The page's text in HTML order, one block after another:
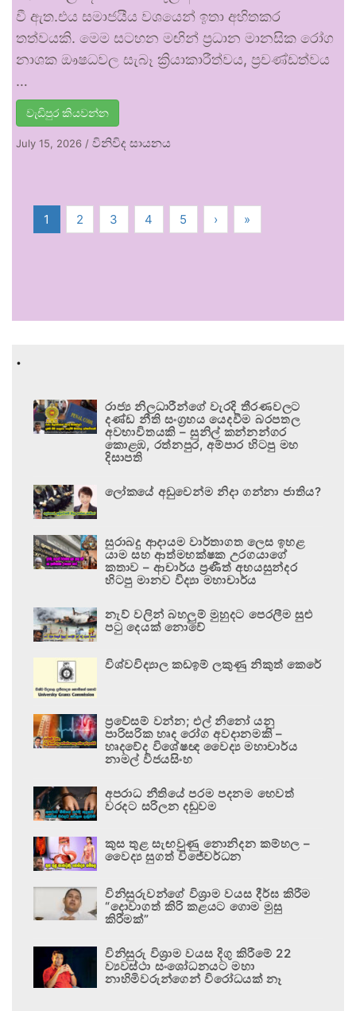
වී ඇත.එය සමාජයීය වශයෙන් ඉතා අහිතකර
තත්වයකි. මෙම සටහන මඟින් ප්‍රධාන මානසික රෝග
නාශක ඖෂධවල සැබෑ ක්‍රියාකාරීත්වය, ප්‍රචණ්ඩත්වය
…
වැඩිපුර කියවන්න
July 15, 2026 / විනිවිද සායනය
1 2 3 4 5 › »
.
රාජ්‍ය නිලධාරීන්ගේ වැරදි තීරණවලට
දණ්ඩ නීති සංග්‍රහය යෙදවීම බරපතල
අවභාවිතයකි – සුනිල් කන්නන්ගර
කොළඹ, රත්නපුර, අම්පාර හිටපු මහ
දිසාපති
ලෝකයේ අඩුවෙන්ම නිදා ගන්නා ජාතිය?
සුරාබදු ආදායම වාර්තාගත ලෙස ඉහළ
යාම සහ ආත්මභක්ෂක උරගයාගේ
කතාව – ආචාර්ය ප්‍රණීත් අභයසුන්දර
හිටපු මානව විද්‍යා මහාචාර්ය
නැව් වලින් බහලුම් මුහුදට පෙරලීම සුළු
පටු දෙයක් නොවේ
විශ්වවිද්‍යාල කඩඉම් ලකුණු නිකුත් කෙරේ
ප්‍රවේසම් වන්න; එල් නිනෝ යනු
පාරිසරික හෘද රෝග අවදානමකි –
හෘදවේද විශේෂඥ වෛද්‍ය මහාචාර්ය
නාමල් විජයසිංහ
අපරාධ නීතියේ පරම පදනම හෙවත්
වරදට සරිලන දඬුවම
කුස තුළ සැඟවුණු නොනිදන කම්හල –
වෛද්‍ය සුගත් විජේවර්ධන
විනිසුරුවන්ගේ විශ්‍රාම වයස දීර්ඝ කිරීම
“දොවාගත් කිරි කළයට ගොම මුසු
කිරීමක්”
විනිසුරු විශ්‍රාම වයස දිගු කිරීමේ 22
ව්‍යවස්ථා සංශෝධනයට මහා
නාහිමිවරුන්ගෙන් විරෝධයක් නෑ